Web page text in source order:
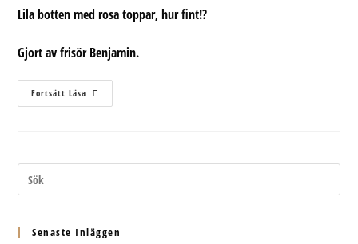
Lila botten med rosa toppar, hur fint!?
Gjort av frisör Benjamin.
Fortsätt Läsa Extremfärg
På
Senaste Inläggen